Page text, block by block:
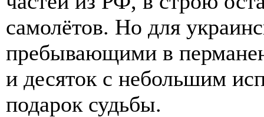
самолётов. Но для
пребывающими в
и десяток с небольшим
подарок судьбы.